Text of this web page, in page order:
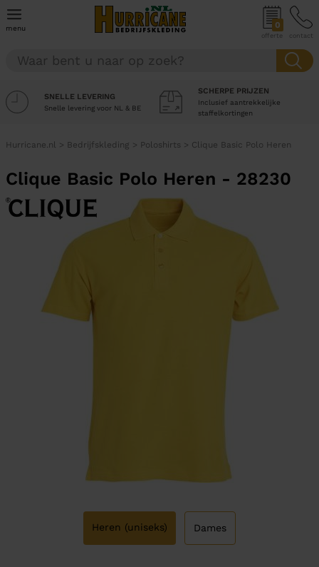
menu 0
offerte contact
SNELLE LEVERING
Snelle levering voor NL & BE
SCHERPE PRIJZEN
Inclusief aantrekkelijke
staffelkortingen
Hurricane.nl > Bedrijfskleding > Poloshirts > Clique Basic Polo Heren
Clique Basic Polo Heren - 28230
Heren (uniseks) Dames